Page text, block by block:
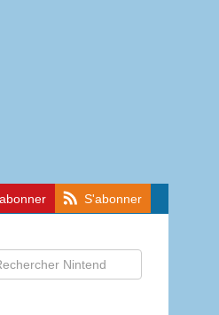
S'abonner